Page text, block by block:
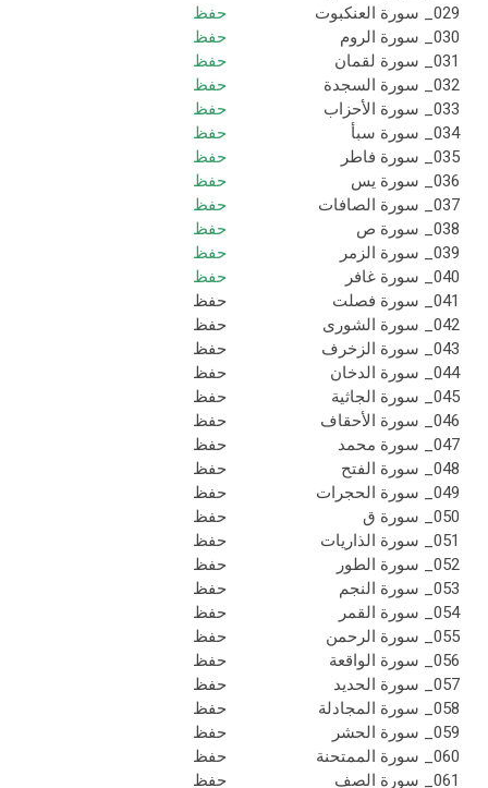
029_ سورة العنكبوت
حفظ
030_ سورة الروم
حفظ
031_ سورة لقمان
حفظ
032_ سورة السجدة
حفظ
033_ سورة الأحزاب
حفظ
034_ سورة سبأ
حفظ
035_ سورة فاطر
حفظ
036_ سورة يس
حفظ
037_ سورة الصافات
حفظ
038_ سورة ص
حفظ
039_ سورة الزمر
حفظ
040_ سورة غافر
حفظ
041_ سورة فصلت
حفظ
042_ سورة الشورى
حفظ
043_ سورة الزخرف
حفظ
044_ سورة الدخان
حفظ
045_ سورة الجاثية
حفظ
046_ سورة الأحقاف
حفظ
047_ سورة محمد
حفظ
048_ سورة الفتح
حفظ
049_ سورة الحجرات
حفظ
050_ سورة ق
حفظ
051_ سورة الذاريات
حفظ
052_ سورة الطور
حفظ
053_ سورة النجم
حفظ
054_ سورة القمر
حفظ
055_ سورة الرحمن
حفظ
056_ سورة الواقعة
حفظ
057_ سورة الحديد
حفظ
058_ سورة المجادلة
حفظ
059_ سورة الحشر
حفظ
060_ سورة الممتحنة
حفظ
061_ سورة الصف
حفظ